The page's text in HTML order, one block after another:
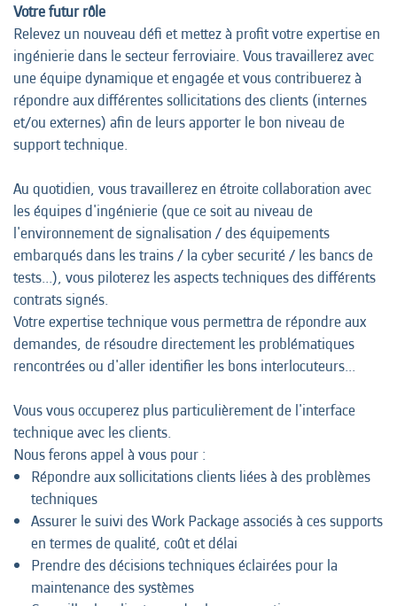
Votre futur rôle
Relevez un nouveau défi et mettez à profit votre expertise en
ingénierie dans le secteur ferroviaire. Vous travaillerez avec
une équipe dynamique et engagée et vous contribuerez à
répondre aux différentes sollicitations des clients (internes
et/ou externes) afin de leurs apporter le bon niveau de
support technique.
Au quotidien, vous travaillerez en étroite collaboration avec
les équipes d'ingénierie (que ce soit au niveau de
l'environnement de signalisation / des équipements
embarqués dans les trains / la cyber securité / les bancs de
tests...), vous piloterez les aspects techniques des différents
contrats signés.
Votre expertise technique vous permettra de répondre aux
demandes, de résoudre directement les problématiques
rencontrées ou d'aller identifier les bons interlocuteurs...
Vous vous occuperez plus particulièrement de l'interface
technique avec les clients.
Nous ferons appel à vous pour :
Répondre aux sollicitations clients liées à des problèmes
techniques
Assurer le suivi des Work Package associés à ces supports
en termes de qualité, coût et délai
Prendre des décisions techniques éclairées pour la
maintenance des systèmes